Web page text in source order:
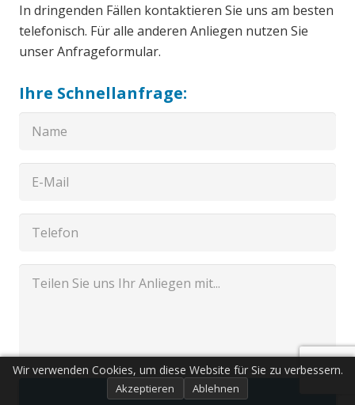
In dringenden Fällen kontaktieren Sie uns am besten
telefonisch. Für alle anderen Anliegen nutzen Sie
unser Anfrageformular.
Ihre Schnellanfrage:
Senden
Wir verwenden Cookies, um diese Website für Sie zu verbessern.
Akzeptieren Ablehnen